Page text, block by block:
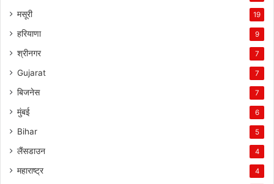
मसूरी 19
हरियाणा 9
श्रीनगर 7
Gujarat 7
बिजनेस 7
मुंबई 6
Bihar 5
लैंसडाउन 4
महाराष्ट्र 4